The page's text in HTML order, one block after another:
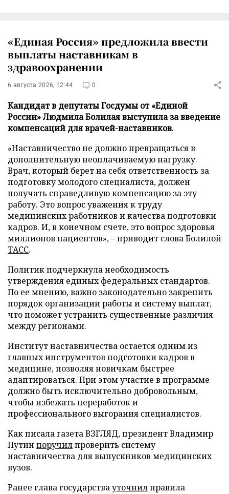
«Единая Россия» предложила ввести
выплаты наставникам в
здравоохранении
6 августа 2026, 12:44 0
Кандидат в депутаты Госдумы от «Единой
России» Людмила Болилая выступила за введение
компенсаций для врачей-наставников.
«Наставничество не должно превращаться в
дополнительную неоплачиваемую нагрузку.
Врач, который берет на себя ответственность за
подготовку молодого специалиста, должен
получать справедливую компенсацию за эту
работу. Это вопрос уважения к труду
медицинских работников и качества подготовки
кадров. И, в конечном счете, это вопрос здоровья
миллионов пациентов», – приводит слова Болилой
ТАСС.
Политик подчеркнула необходимость
утверждения единых федеральных стандартов.
По ее мнению, важно законодательно закрепить
порядок организации работы и систему выплат,
что поможет устранить существенные различия
между регионами.
Институт наставничества остается одним из
главных инструментов подготовки кадров в
медицине, позволяя новичкам быстрее
адаптироваться. При этом участие в программе
должно быть исключительно добровольным,
чтобы избежать переработок и
профессионального выгорания специалистов.
Как писала газета ВЗГЛЯД, президент Владимир
Путин поручилпроверить систему
наставничества для выпускников медицинских
вузов.
Ранее глава государствауточнилправила